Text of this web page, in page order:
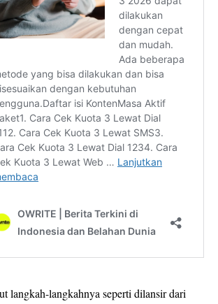
langkah-langkahnya seperti dilansir dari